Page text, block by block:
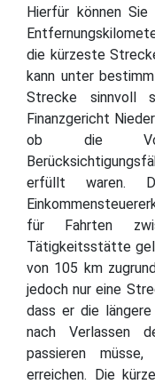
Hierfür können
die kürzeste
kann unter
Strecke sinnvoll
Finanzgericht
ob die
erfüllt waren.
für Fahrten
Tätigkeitsstätte
von 105 km
jedoch nur eine
dass er die
nach Verlassen
passieren
erreichen. Die